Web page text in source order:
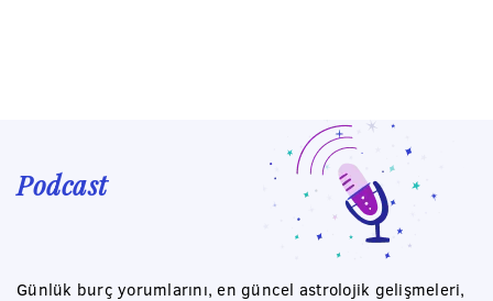
Podcast
Günlük burç yorumlarını, en güncel astrolojik gelişmeleri,